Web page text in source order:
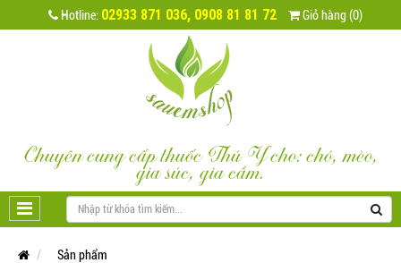
Hotline: 02933 871 036, 0908 81 81 72 Giỏ hàng (0)
Chuyên cung cấp thuốc Thú Y cho: chó, mèo,
gia súc, gia cầm.
Sản phẩm